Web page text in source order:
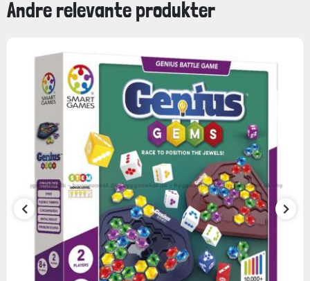
Andre relevante produkter